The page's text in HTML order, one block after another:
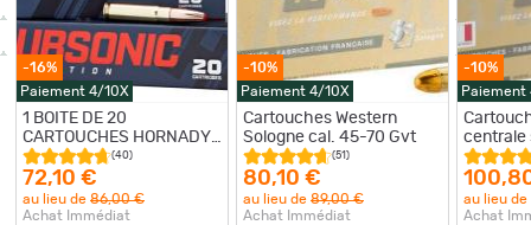
-16%
Paiement 4/10X
1 BOITE DE 20
CARTOUCHES HORNADY
45-70 GVT 410GR SUB-X
SUBSONIC 82742
(40)
72,10 €
au lieu de 86,00 €
Achat Immédiat
-10%
Paiement 4/10X
Cartouches Western
Sologne cal. 45-70 Gvt
(51)
80,10 €
au lieu de 89,00 €
Achat Immédiat
-10%
Paiement
centrale
Governement
au lieu de
Achat